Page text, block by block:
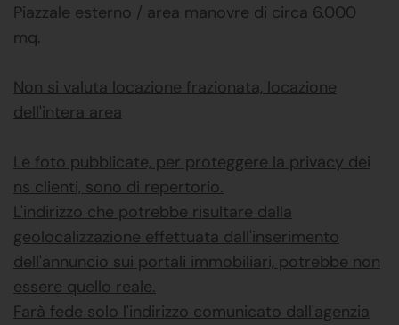
Piazzale esterno / area manovre di circa 6.000
mq.
Non si valuta locazione frazionata, locazione
dell'intera area
Le foto pubblicate, per proteggere la privacy dei
ns clienti, sono di repertorio.
L'indirizzo che potrebbe risultare dalla
geolocalizzazione effettuata dall'inserimento
dell'annuncio sui portali immobiliari, potrebbe non
essere quello reale.
Farà fede solo l'indirizzo comunicato dall'agenzia